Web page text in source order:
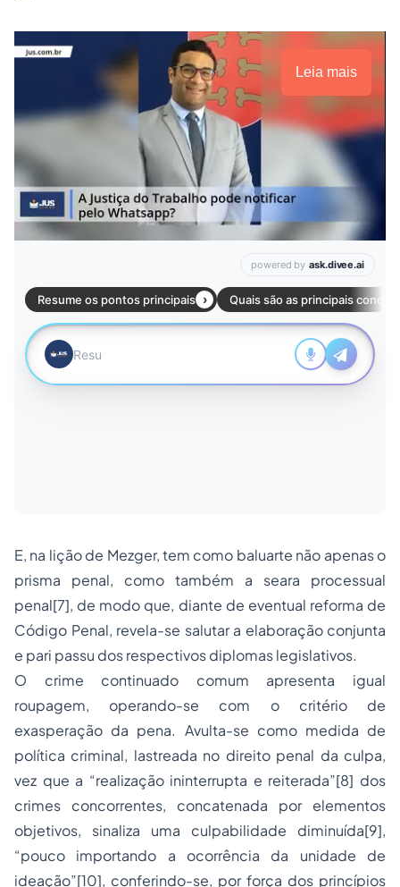
Leia mais
E, na lição de Mezger, tem como baluarte não apenas o
prisma penal, como também a seara processual
penal[7], de modo que, diante de eventual reforma de
Código Penal, revela-se salutar a elaboração conjunta
e pari passu dos respectivos diplomas legislativos.
O crime continuado comum apresenta igual
roupagem, operando-se com o critério de
exasperação da pena. Avulta-se como medida de
política criminal, lastreada no direito penal da culpa,
vez que a “realização ininterrupta e reiterada”[8] dos
crimes concorrentes, concatenada por elementos
objetivos, sinaliza uma culpabilidade diminuída[9],
“pouco importando a ocorrência da unidade de
ideação”[10], conferindo-se, por força dos princípios